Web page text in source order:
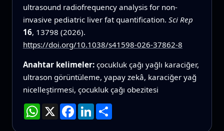
ultrasound radiofrequency analysis for non-
invasive pediatric liver fat quantification. Sci Rep
16, 13798 (2026).
https://doi.org/10.1038/s41598-026-37862-8
Anahtar kelimeler: çocukluk çağı yağlı karaciğer,
ultrason görüntüleme, yapay zekâ, karaciğer yağ
nicelleştirmesi, çocukluk çağı obezitesi
WhatsApp
X Facebook
LinkedInPaylaş